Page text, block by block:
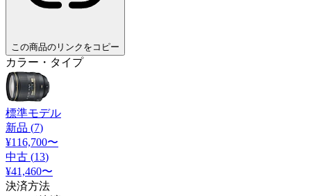
この商品のリンクをコピー
カラー・タイプ
標準モデル
新品 (7)
¥116,700〜
中古 (13)
¥41,460〜
決済方法